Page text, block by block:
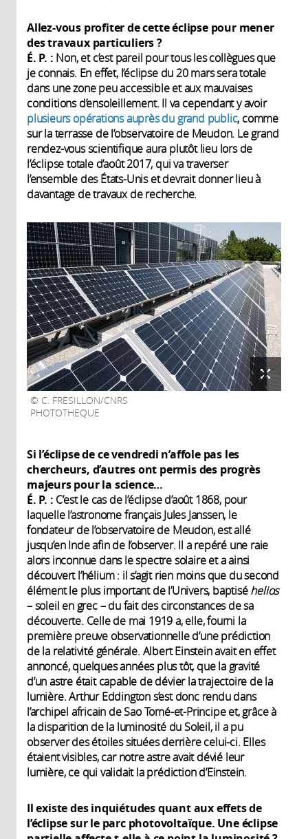
Allez-vous profiter de cette éclipse pour mener
des travaux particuliers ?
É. P. : Non, et c’est pareil pour tous les collègues que
je connais. En effet, l’éclipse du 20 mars sera totale
dans une zone peu accessible et aux mauvaises
conditions d’ensoleillement. Il va cependant y avoir
plusieurs opérations auprès du grand public, comme
sur la terrasse de l’observatoire de Meudon. Le grand
rendez-vous scientifique aura plutôt lieu lors de
l’éclipse totale d’août 2017, qui va traverser
l’ensemble des États-Unis et devrait donner lieu à
davantage de travaux de recherche.
C. FRESILLON/CNRS
PHOTOTHEQUE
Si l’éclipse de ce vendredi n’affole pas les
chercheurs, d’autres ont permis des progrès
majeurs pour la science…
É. P. : C’est le cas de l’éclipse d’août 1868, pour
laquelle l’astronome français Jules Janssen, le
fondateur de l’observatoire de Meudon, est allé
jusqu’en Inde afin de l’observer. Il a repéré une raie
alors inconnue dans le spectre solaire et a ainsi
découvert l’hélium : il s’agit rien moins que du second
élément le plus important de l’Univers, baptiséhelios
– soleil en grec – du fait des circonstances de sa
découverte. Celle de mai 1919 a, elle, fourni la
première preuve observationnelle d’une prédiction
de la relativité générale. Albert Einstein avait en effet
annoncé, quelques années plus tôt, que la gravité
d’un astre était capable de dévier la trajectoire de la
lumière. Arthur Eddington s’est donc rendu dans
l’archipel africain de Sao Tomé-et-Principe et, grâce à
la disparition de la luminosité du Soleil, il a pu
observer des étoiles situées derrière celui-ci. Elles
étaient visibles, car notre astre avait dévié leur
lumière, ce qui validait la prédiction d’Einstein.
Il existe des inquiétudes quant aux effets de
l’éclipse sur le parc photovoltaïque. Une éclipse